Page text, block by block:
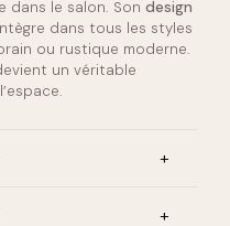
dans le salon. Son design
dans tous les styles
ou rustique moderne.
un véritable